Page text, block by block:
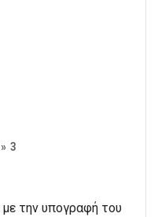
3
την υπογραφή του